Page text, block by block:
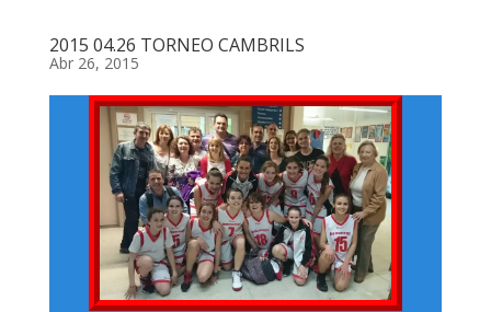
2015 04.26 TORNEO CAMBRILS
Abr 26, 2015